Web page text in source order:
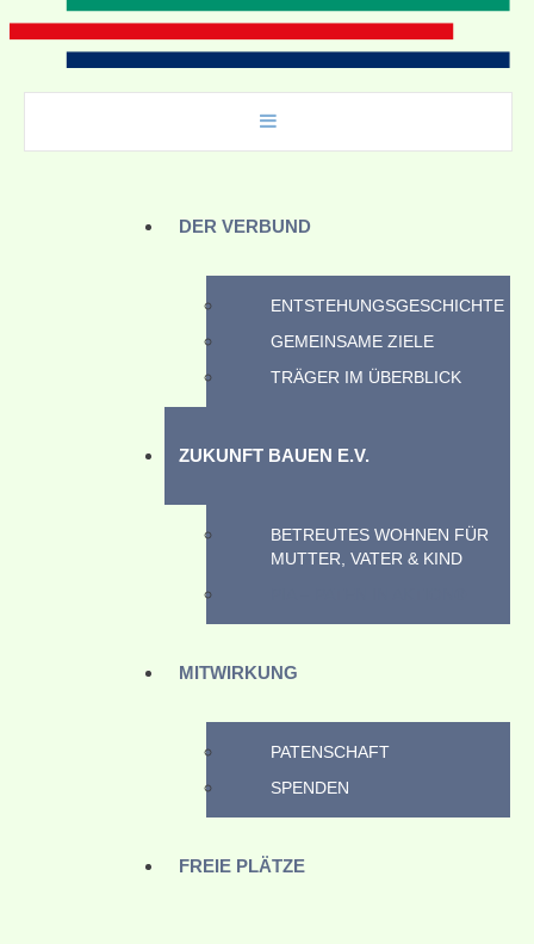
DER VERBUND
ENTSTEHUNGSGESCHICHTE
GEMEINSAME ZIELE
TRÄGER IM ÜBERBLICK
ZUKUNFT BAUEN E.V.
BETREUTES WOHNEN FÜR
MUTTER, VATER & KIND
MITWIRKUNG
PATENSCHAFT
SPENDEN
FREIE PLÄTZE